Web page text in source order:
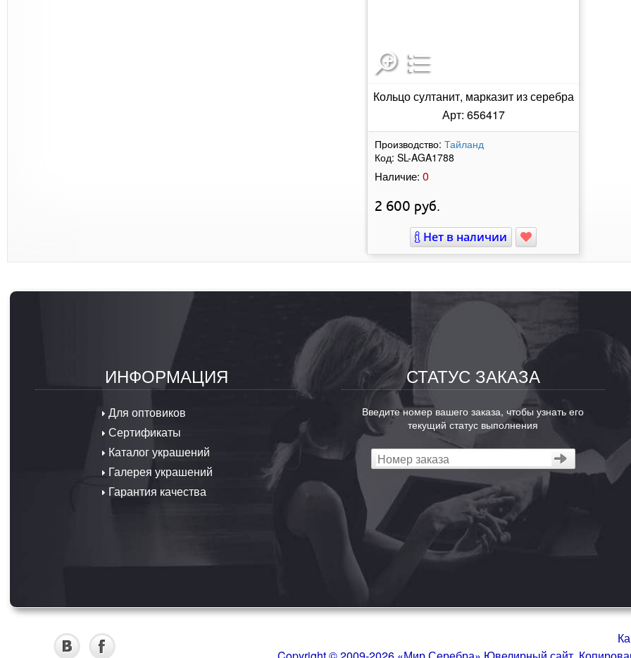
Кольцо султанит, марказит из серебра
Арт: 656417
Производство: Тайланд
Код: SL-AGA1788
Наличие: 0
2 600 руб.
Нет в наличии
ИНФОРМАЦИЯ
Для оптовиков
Сертификаты
Каталог украшений
Галерея украшений
Гарантия качества
СТАТУС ЗАКАЗА
Введите номер вашего заказа, чтобы узнать его
текущий статус выполнения